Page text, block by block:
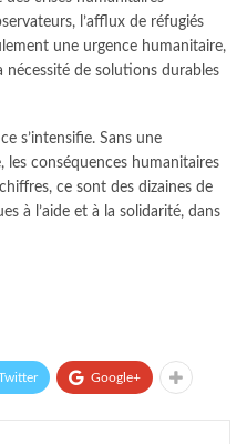
l’afflux de réfugiés
une urgence humanitaire,
nécessité de solutions durables
s’intensifie. Sans une
conséquences humanitaires
ce sont des dizaines de
à l’aide et à la solidarité, dans
Google+